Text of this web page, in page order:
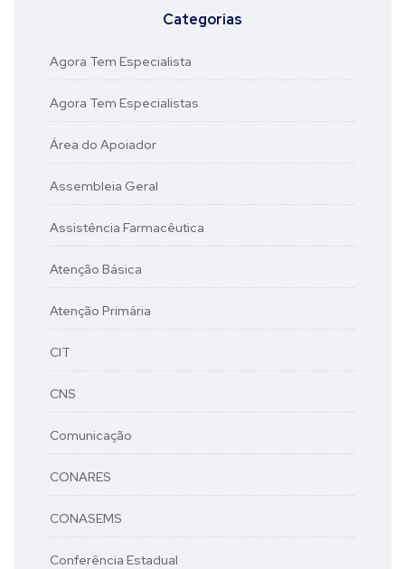
Categorias
Agora Tem Especialista
Agora Tem Especialistas
Área do Apoiador
Assembleia Geral
Assistência Farmacêutica
Atenção Básica
Atenção Primária
CIT
CNS
Comunicação
CONARES
CONASEMS
Conferência Estadual